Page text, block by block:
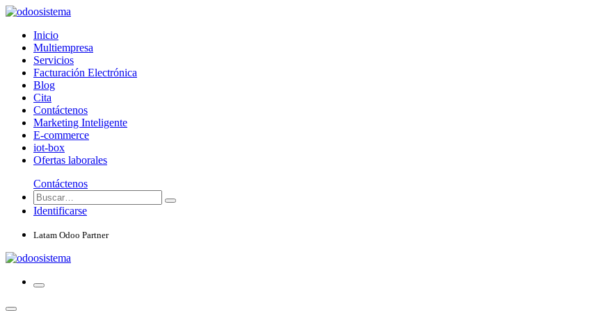
Inicio
Multiempresa
Servicios
Facturación Electrónica
Blog
Cita
Contáctenos
Marketing Inteligente
E-commerce
iot-box
Ofertas laborales
Contáctenos
Identificarse
Latam Odoo Partner